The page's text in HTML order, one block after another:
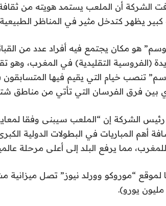
الشركة أن الملعب يستمد هويته من
يظهر كتدخل مثير في المناظر الطبيعية
هو مكان يجتمع فيه أفراد عدد من
(الفروسية التقليدية) في المغرب،
تنصب خيام التي يقيم فيها
بين فرق الفرسان التي تأتي من مناطق
الشركة إن “الملعب سيبنى وفقا
للمغرب، مما يرفع البلد إلى أعلى مرحلة